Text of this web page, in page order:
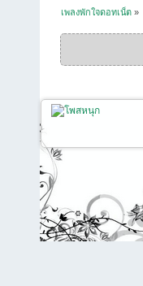
เพลงพักใจดอทเน็ต »